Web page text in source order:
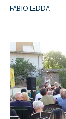
FABIO LEDDA